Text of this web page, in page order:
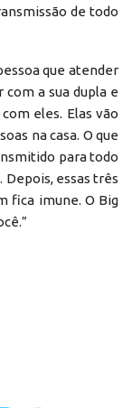
de todo
que atender
a sua dupla e
eles. Elas vão
na casa. O que
para todo
Depois, essas três
fica imune. O Big